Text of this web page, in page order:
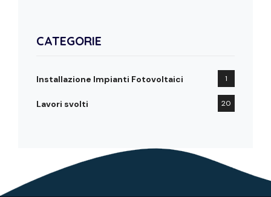
CATEGORIE
Installazione Impianti Fotovoltaici 1
Lavori svolti 20